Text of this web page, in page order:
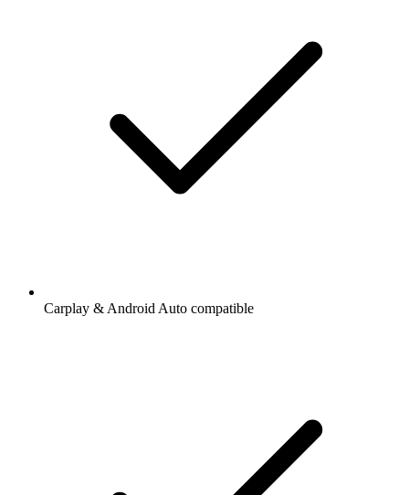
Carplay & Android Auto compatible